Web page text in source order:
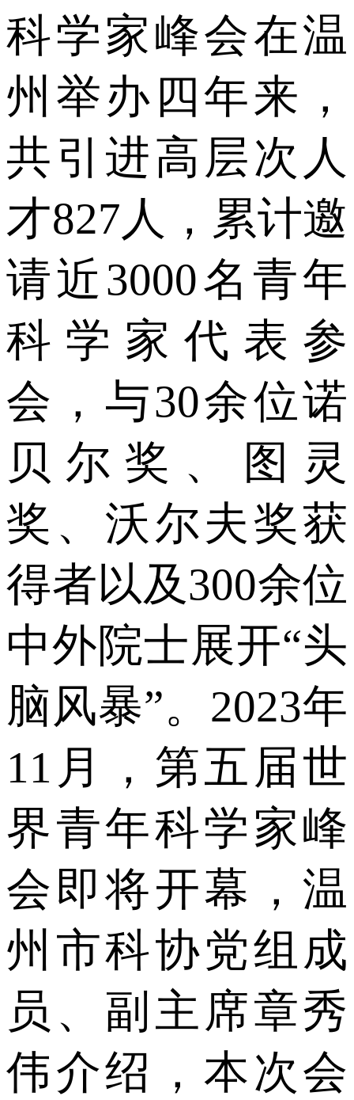
科学家峰会在温
州举办四年来，
共引进高层次人
才827人，累计邀
请近3000名青年
科学家代表参
会，与30余位诺
贝尔奖、图灵
奖、沃尔夫奖获
得者以及300余位
中外院士展开“头
脑风暴”。2023年
11月，第五届世
界青年科学家峰
会即将开幕，温
州市科协党组成
员、副主席章秀
伟介绍，本次会